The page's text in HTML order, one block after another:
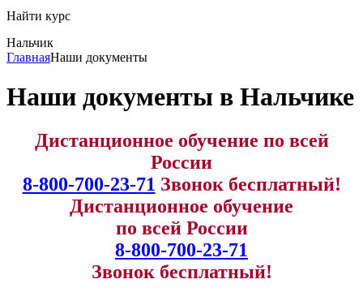
Найти курс
Нальчик
ГлавнаяНаши документы
Наши документы в Нальчике
Дистанционное обучение по всей
России
8-800-700-23-71 Звонок бесплатный!
Дистанционное обучение
по всей России
8-800-700-23-71
Звонок бесплатный!